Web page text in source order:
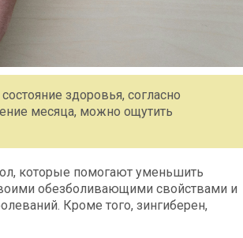
здоровья, согласно
месяца, можно ощутить
которые помогают уменьшить
обезболивающими свойствами и
Кроме того, зингиберен,